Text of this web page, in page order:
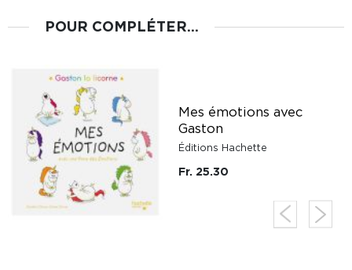
POUR COMPLÉTER...
Mes émotions avec
Gaston
Éditions Hachette
Fr. 25.30